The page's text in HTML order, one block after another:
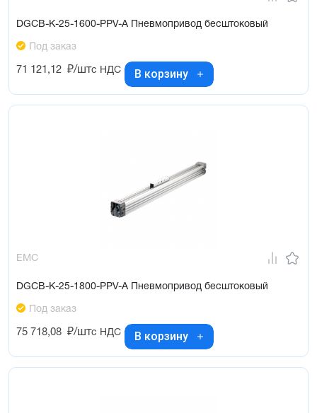
DGCB-K-25-1600-PPV-A Пневмопривод бесштоковый
Под заказ
71 121,12 ₽/штс НДС В корзину
EMC
DGCB-K-25-1800-PPV-A Пневмопривод бесштоковый
Под заказ
75 718,08 ₽/штс НДС В корзину